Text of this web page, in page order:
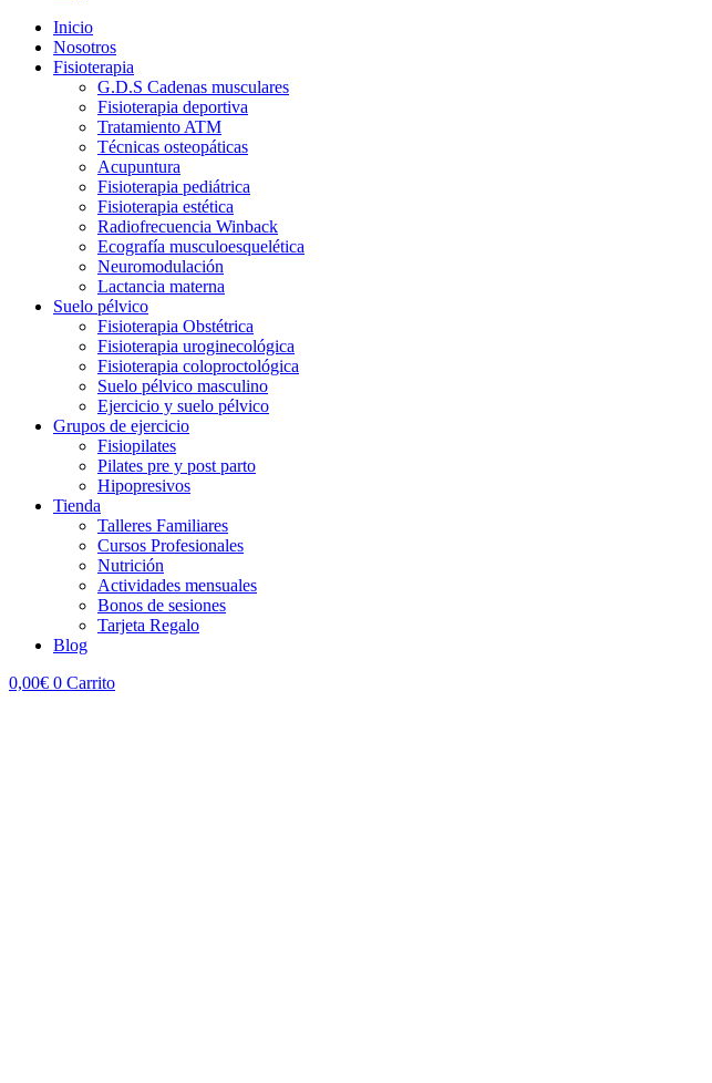
Inicio
Nosotros
Fisioterapia
G.D.S Cadenas musculares
Fisioterapia deportiva
Tratamiento ATM
Técnicas osteopáticas
Acupuntura
Fisioterapia pediátrica
Fisioterapia estética
Radiofrecuencia Winback
Ecografía musculoesquelética
Neuromodulación
Lactancia materna
Suelo pélvico
Fisioterapia Obstétrica
Fisioterapia uroginecológica
Fisioterapia coloproctológica
Suelo pélvico masculino
Ejercicio y suelo pélvico
Grupos de ejercicio
Fisiopilates
Pilates pre y post parto
Hipopresivos
Tienda
Talleres Familiares
Cursos Profesionales
Nutrición
Actividades mensuales
Bonos de sesiones
Tarjeta Regalo
Blog
0,00€ 0 Carrito